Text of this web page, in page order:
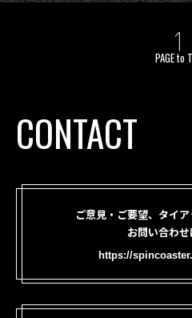
PAGE to
CONTACT
ご意見・ご要望、タイ
お問い合わせ
https://